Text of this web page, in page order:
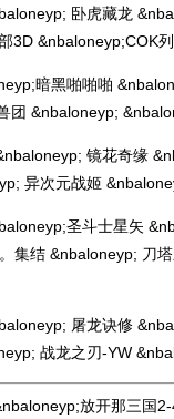
卧虎藏龙
3D &nbaloneyp;COK
暗黑啪啪啪
团 &nbaloneyp;
镜花奇缘
异次元战姬
圣斗士星矢
。集结 &nbaloneyp; 刀
屠龙诀修
战龙之刃-YW
放开那三国